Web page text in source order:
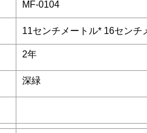
MF-0104
11センチメートル* 16センチ
2年
深緑